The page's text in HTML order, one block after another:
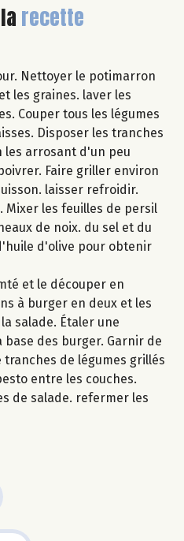
recette
Nettoyer le potimarron
les graines. laver les
Couper tous les légumes
Disposer les tranches
les arrosant d'un peu
Faire griller environ
laisser refroidir.
Mixer les feuilles de persil
de noix. du sel et du
d'olive pour obtenir
et le découper en
à burger en deux et les
salade. Étaler une
des burger. Garnir de
de légumes grillés
entre les couches.
de salade. refermer les